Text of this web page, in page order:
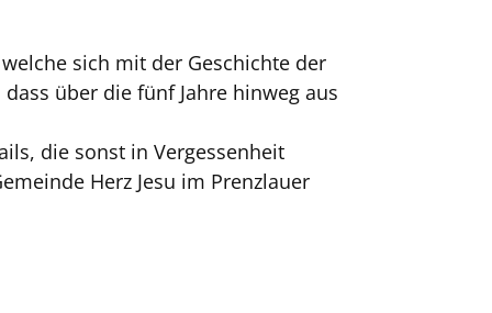
sich mit der Geschichte der
über die fünf Jahre hinweg aus
die sonst in Vergessenheit
Herz Jesu im Prenzlauer